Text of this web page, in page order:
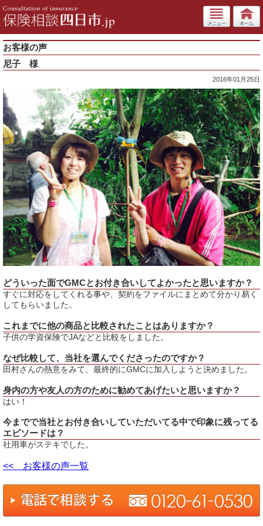
お客様の声
尼子 様
2016年01月25日
どういった面でGMCとお付き合いしてよかったと思いますか？
すぐに対応をしてくれる事や、契約をファイルにまとめて分かり易く
してもらいました。
これまでに他の商品と比較されたことはありますか？
子供の学資保険でJAなどと比較をしました。
なぜ比較して、当社を選んでくださったのですか？
田村さんの熱意をみて、最終的にGMCに加入しようと決めました。
身内の方や友人の方のために勧めてあげたいと思いますか？
はい！
今までで当社とお付き合いしていただいてる中で印象に残ってる
エピソードは？
社用車がステキでした。
<< お客様の声一覧